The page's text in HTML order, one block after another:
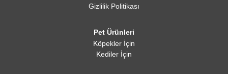
Gizlilik Politikası
Pet Ürünleri
Köpekler İçin
Kediler İçin